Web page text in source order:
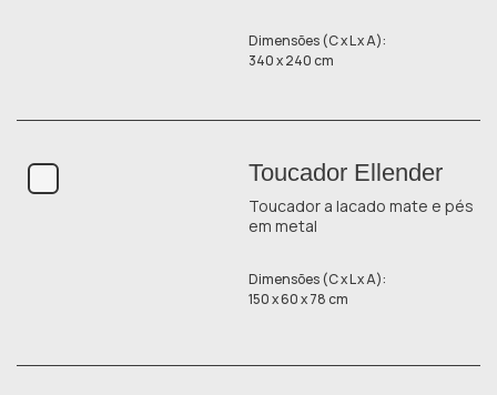
Dimensões (C x L x A):
340 x 240 cm
Toucador Ellender
Toucador a lacado mate e pés
em metal
Dimensões (C x L x A):
150 x 60 x 78 cm